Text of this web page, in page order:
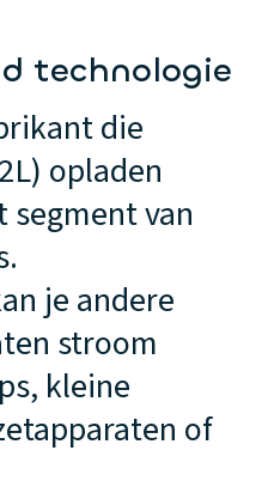
technologie
die
opladen
van
je andere
stroom
kleine
of